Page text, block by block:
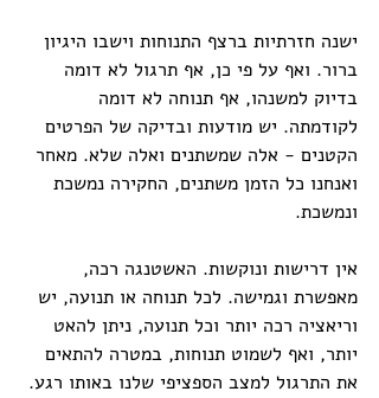
ישנה חזרתיות ברצף התנוחות וישבו היגיון
ברור. ואף על פי כן, אף תרגול לא דומה
בדיוק למשנהו, אף תנוחה לא דומה
לקודמתה. יש מודעות ובדיקה של הפרטים
הקטנים - אלה שמשתנים ואלה שלא. מאחר
ואנחנו כל הזמן משתנים, החקירה נמשכת
ונמשכת.
אין דרישות ונוקשות. האשטנגה רכה,
מאפשרת וגמישה. לכל תנוחה או תנועה, יש
וריאציה רכה יותר וכל תנועה, ניתן להאט
יותר, ואף לשמוט תנוחות, במטרה להתאים
את התרגול למצב הספציפי שלנו באותו רגע.